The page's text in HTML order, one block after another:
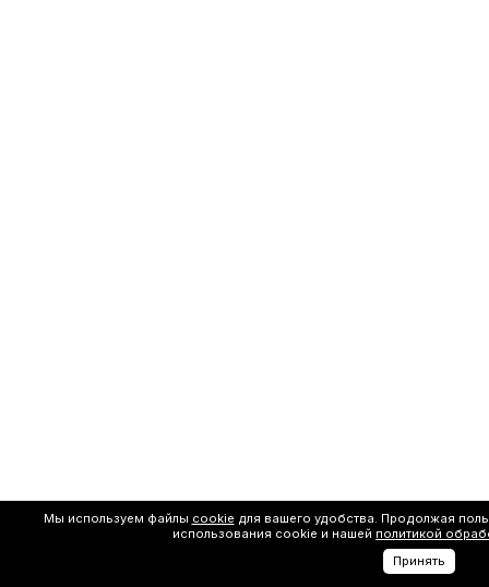
Мы используем файлы cookie для вашего удобства. Продолжая
использования cookie и нашей политикой
Принять